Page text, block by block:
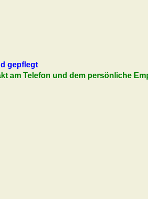
gepflegt
am Telefon und dem persönliche